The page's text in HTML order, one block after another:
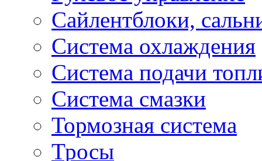
Сайлентблоки,
Система охлаждения
Система подачи
Система смазки
Тормозная система
Тросы